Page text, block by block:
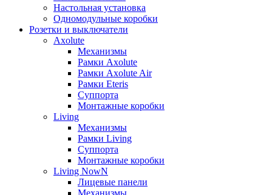
Настольная установка
Одномодульные коробки
Розетки и выключатели
Axolute
Механизмы
Рамки Axolute
Рамки Axolute Air
Рамки Eteris
Суппорта
Монтажные коробки
Living
Механизмы
Рамки Living
Суппорта
Монтажные коробки
Living NowN
Лицевые панели
Механизмы